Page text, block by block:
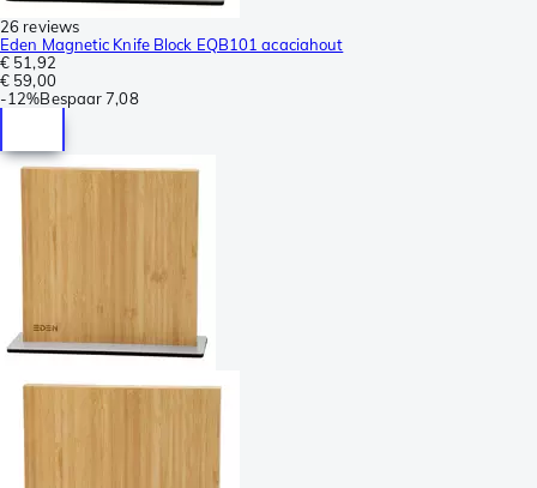
26 reviews
Eden Magnetic Knife Block EQB101 acaciahout
€ 51,92
€ 59,00
-12%Bespaar 7,08